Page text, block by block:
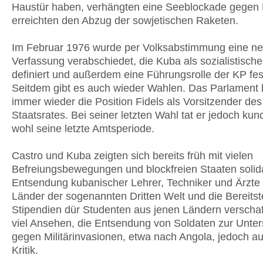
Haustür haben, verhängten eine Seeblockade gegen
erreichten den Abzug der sowjetischen Raketen.
Im Februar 1976 wurde per Volksabstimmung eine
Verfassung verabschiedet, die Kuba als
definiert und außerdem eine Führungsrolle der KP
Seitdem gibt es auch wieder Wahlen. Das Parlament
immer wieder die Position Fidels als Vorsitzender des
Staatsrates. Bei seiner letzten Wahl tat er jedoch
wohl seine letzte Amtsperiode.
Castro und Kuba zeigten sich bereits früh mit vielen
Befreiungsbewegungen und blockfreien Staaten
Entsendung kubanischer Lehrer, Techniker und
Länder der sogenannten Dritten Welt und die
Stipendien dür Studenten aus jenen Ländern
viel Ansehen, die Entsendung von Soldaten zur
gegen Militärinvasionen, etwa nach Angola, jedoch
Kritik.